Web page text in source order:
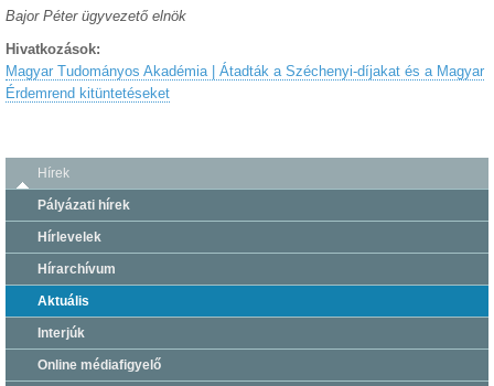
Bajor Péter ügyvezető elnök
Hivatkozások:
Magyar Tudományos Akadémia | Átadták a Széchenyi-díjakat és a Magyar
Érdemrend kitüntetéseket
Hírek
Pályázati hírek
Hírlevelek
Hírarchívum
Aktuális
Interjúk
Online médiafigyelő